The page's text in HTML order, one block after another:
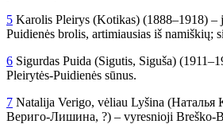
5 Karolis Pleirys (Kotikas) (1888–1918) –
Puidienės brolis, artimiausias iš namiškių;
6 Sigurdas Puida (Sigutis, Siguša)
Pleirytės-Puidienės sūnus.
7 Natalija Verigo, vėliau Lyšina (Наталья
Вериго-Лишина, ?) – vyresnioji Breško-